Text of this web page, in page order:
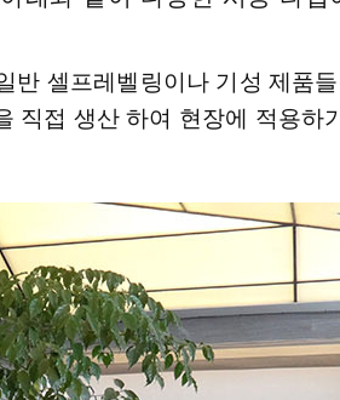
반 셀프레벨링이나 기성 제품
접 생산 하여 현장에 적용하